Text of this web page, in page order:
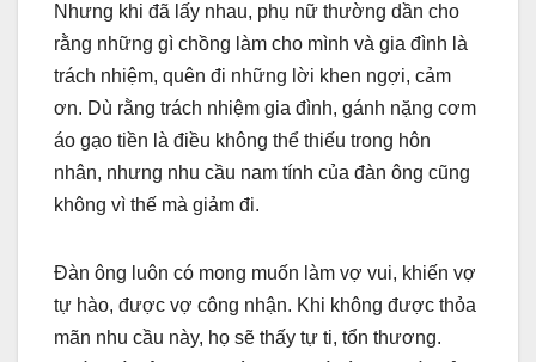
Nhưng khi đã lấy nhau, phụ nữ thường dần cho
rằng những gì chồng làm cho mình và gia đình là
trách nhiệm, quên đi những lời khen ngợi, cảm
ơn. Dù rằng trách nhiệm gia đình, gánh nặng cơm
áo gạo tiền là điều không thể thiếu trong hôn
nhân, nhưng nhu cầu nam tính của đàn ông cũng
không vì thế mà giảm đi.
Đàn ông luôn có mong muốn làm vợ vui, khiến vợ
tự hào, được vợ công nhận. Khi không được thỏa
mãn nhu cầu này, họ sẽ thấy tự ti, tổn thương.